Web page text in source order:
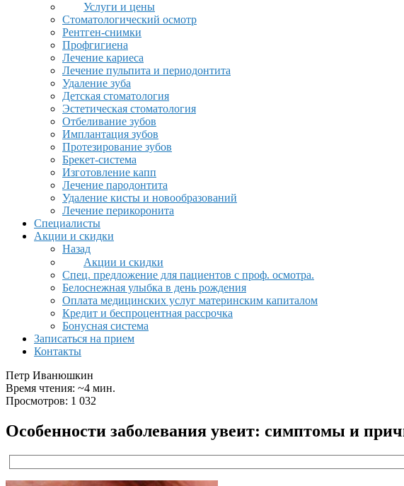
Услуги и цены
Стоматологический осмотр
Рентген-снимки
Профгигиена
Лечение кариеса
Лечение пульпита и периодонтита
Удаление зуба
Детская стоматология
Эстетическая стоматология
Отбеливание зубов
Имплантация зубов
Протезирование зубов
Брекет-система
Изготовление капп
Лечение пародонтита
Удаление кисты и новообразований
Лечение перикоронита
Специалисты
Акции и скидки
Назад
Акции и скидки
Спец. предложение для пациентов с проф. осмотра.
Белоснежная улыбка в день рождения
Оплата медицинских услуг материнским капиталом
Кредит и беспроцентная рассрочка
Бонусная система
Записаться на прием
Контакты
Петр Иванюшкин
Время чтения: ~4 мин.
Просмотров: 1 032
Особенности заболевания увеит: симптомы и